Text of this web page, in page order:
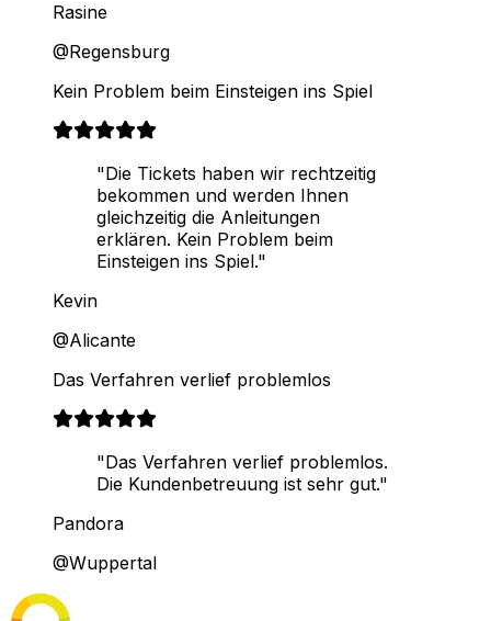
Rasine
@Regensburg
Kein Problem beim Einsteigen ins Spiel
"Die Tickets haben wir rechtzeitig
bekommen und werden Ihnen
gleichzeitig die Anleitungen
erklären. Kein Problem beim
Einsteigen ins Spiel."
Kevin
@Alicante
Das Verfahren verlief problemlos
"Das Verfahren verlief problemlos.
Die Kundenbetreuung ist sehr gut."
Pandora
@Wuppertal